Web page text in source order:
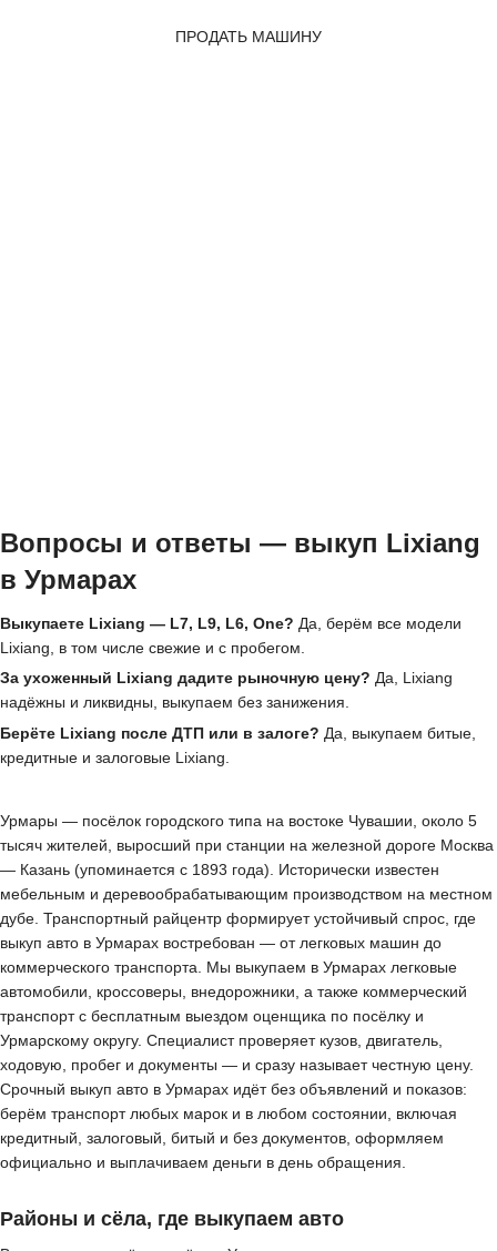
ПРОДАТЬ МАШИНУ
Вопросы и ответы — выкуп Lixiang
в Урмарах
Выкупаете Lixiang — L7, L9, L6, One? Да, берём все модели
Lixiang, в том числе свежие и с пробегом.
За ухоженный Lixiang дадите рыночную цену? Да, Lixiang
надёжны и ликвидны, выкупаем без занижения.
Берёте Lixiang после ДТП или в залоге? Да, выкупаем битые,
кредитные и залоговые Lixiang.
Урмары — посёлок городского типа на востоке Чувашии, около 5
тысяч жителей, выросший при станции на железной дороге Москва
— Казань (упоминается с 1893 года). Исторически известен
мебельным и деревообрабатывающим производством на местном
дубе. Транспортный райцентр формирует устойчивый спрос, где
выкуп авто в Урмарах востребован — от легковых машин до
коммерческого транспорта. Мы выкупаем в Урмарах легковые
автомобили, кроссоверы, внедорожники, а также коммерческий
транспорт с бесплатным выездом оценщика по посёлку и
Урмарскому округу. Специалист проверяет кузов, двигатель,
ходовую, пробег и документы — и сразу называет честную цену.
Срочный выкуп авто в Урмарах идёт без объявлений и показов:
берём транспорт любых марок и в любом состоянии, включая
кредитный, залоговый, битый и без документов, оформляем
официально и выплачиваем деньги в день обращения.
Районы и сёла, где выкупаем авто